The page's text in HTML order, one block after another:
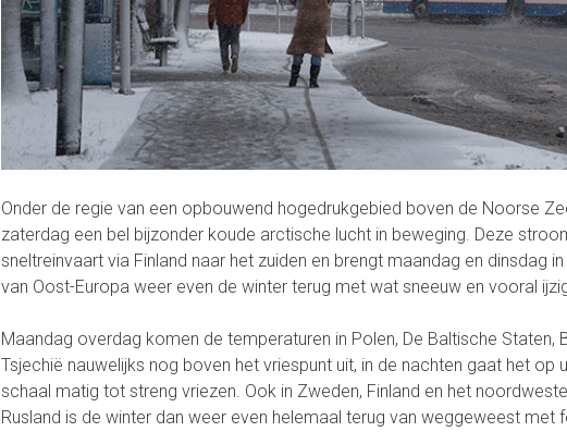
Onder de regie van een opbouwend hogedrukgebied boven de Noorse
zaterdag een bel bijzonder koude arctische lucht in beweging. Deze
sneltreinvaart via Finland naar het zuiden en brengt maandag en dinsdag
van Oost-Europa weer even de winter terug met wat sneeuw en vooral
Maandag overdag komen de temperaturen in Polen, De Baltische Staten,
Tsjechië nauwelijks nog boven het vriespunt uit, in de nachten gaat het op
schaal matig tot streng vriezen. Ook in Zweden, Finland en het
Rusland is de winter dan weer even helemaal terug van weggeweest met